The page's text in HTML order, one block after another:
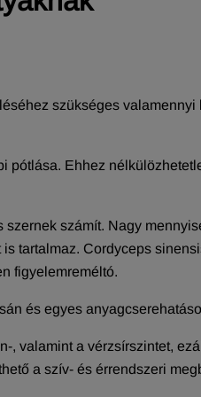
szükséges
pótlása. Ehhez
számít. Nagy
tartalmaz. Cordyceps
figyelemreméltó.
és egyes
, valamint a vérzsírszintet,
a szív- és érrendszeri